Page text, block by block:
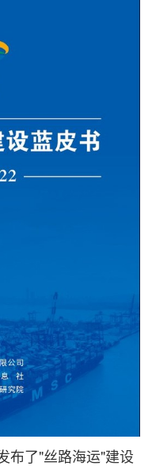
布了"丝路海运"建设